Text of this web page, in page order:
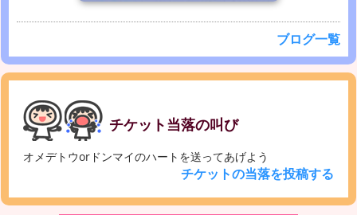
ブログ一覧
チケット当落の叫び
オメデトウorドンマイのハートを送ってあげよう
チケットの当落を投稿する